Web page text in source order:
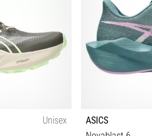
Unisex
ASICS